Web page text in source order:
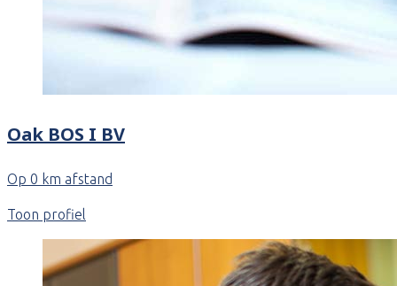
Oak BOS I BV
Op 0 km afstand
Toon profiel